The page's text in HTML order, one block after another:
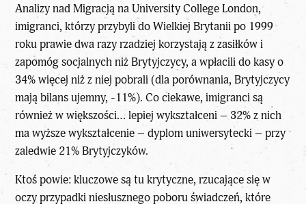
Analizy nad Migracją na University College London,
imigranci, którzy przybyli do Wielkiej Brytanii po 1999
roku prawie dwa razy rzadziej korzystają z zasiłków i
zapomóg socjalnych niż Brytyjczycy, a wpłacili do kasy o
34% więcej niż z niej pobrali (dla porównania, Brytyjczycy
mają bilans ujemny, -11%). Co ciekawe, imigranci są
również w większości… lepiej wykształceni – 32% z nich
ma wyższe wykształcenie – dyplom uniwersytecki – przy
zaledwie 21% Brytyjczyków.
Ktoś powie: kluczowe są tu krytyczne, rzucające się w
oczy przypadki niesłusznego poboru świadczeń, które